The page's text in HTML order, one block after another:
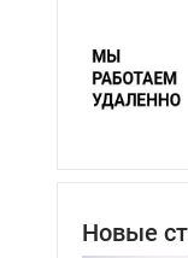
Новые